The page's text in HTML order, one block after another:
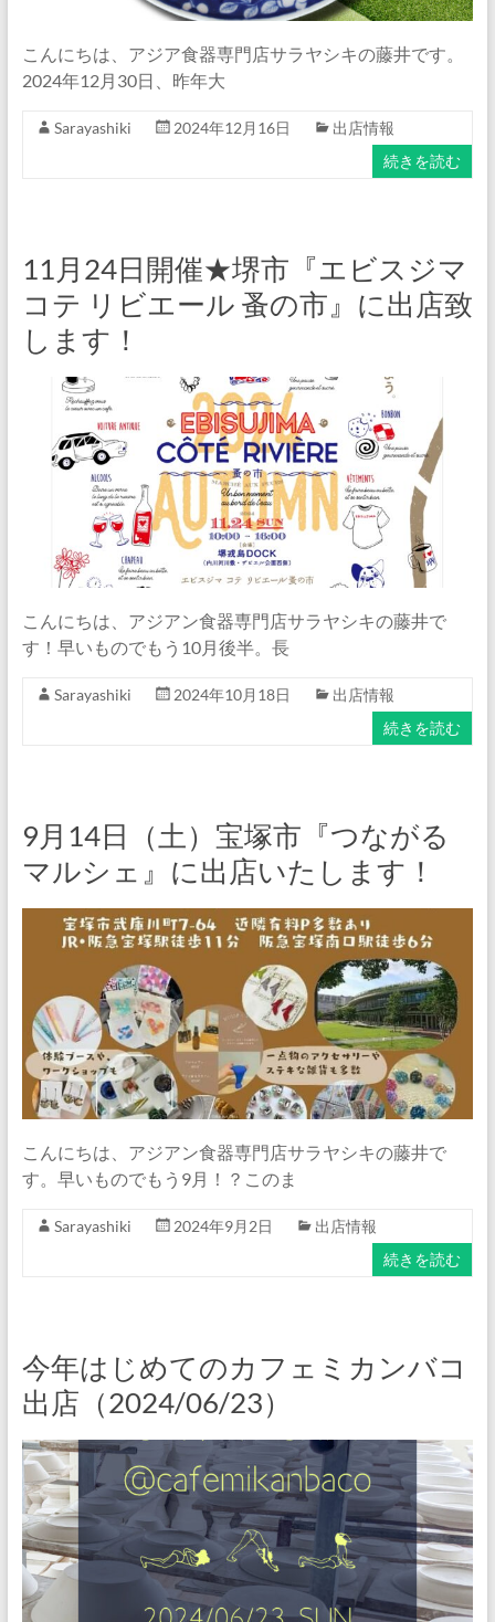
こんにちは、アジア食器専門店サラヤシキの藤井です。
2024年12月30日、昨年大
Sarayashiki 2024年12月16日
出店情報
続きを読む
11月24日開催★堺市『エビスジマ
コテ リビエール 蚤の市』に出店致
します！
こんにちは、アジアン食器専門店サラヤシキの藤井で
す！早いものでもう10月後半。長
Sarayashiki 2024年10月18日
出店情報
続きを読む
9月14日（土）宝塚市『つながる
マルシェ』に出店いたします！
こんにちは、アジアン食器専門店サラヤシキの藤井で
す。早いものでもう9月！？このま
Sarayashiki 2024年9月2日
出店情報
続きを読む
今年はじめてのカフェミカンバコ
出店（2024/06/23）